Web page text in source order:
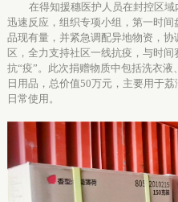
在得知援穗医护人员在封控区
迅速反应， 组织专项小组，第一时间
品现有量，并紧急调配异地物资，
区， 全力支持社区一线抗疫 ， 与时间
抗“疫”。 此次捐赠物质中包括洗衣
日用品，总价值50万元，主要用于
日常使用。